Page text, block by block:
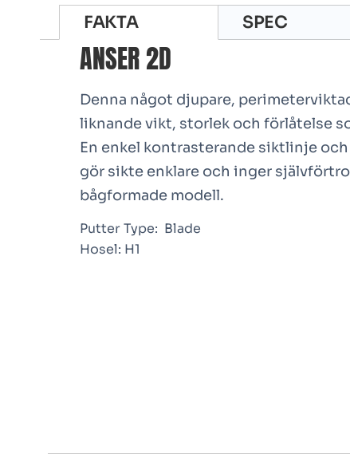
FAKTA SPEC
ANSER 2D
Denna något djupare,
liknande vikt, storlek och förlåtelse
En enkel kontrasterande siktlinje
gör sikte enklare och inger
bågformade modell.
Putter Type: Blade
Hosel: H1